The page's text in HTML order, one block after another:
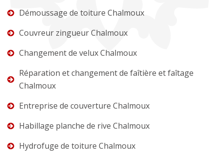
Démoussage de toiture Chalmoux
Couvreur zingueur Chalmoux
Changement de velux Chalmoux
Réparation et changement de faîtière et faîtage
Chalmoux
Entreprise de couverture Chalmoux
Habillage planche de rive Chalmoux
Hydrofuge de toiture Chalmoux